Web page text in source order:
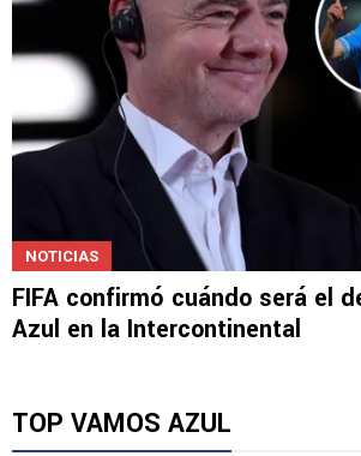
NOTICIAS
FIFA confirmó cuándo será el
Azul en la Intercontinental
TOP VAMOS AZUL